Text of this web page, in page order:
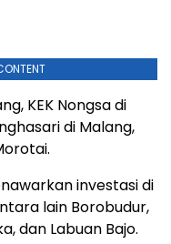
KEK Nongsa di
di Malang,
investasi di
lain Borobudur,
dan Labuan Bajo.